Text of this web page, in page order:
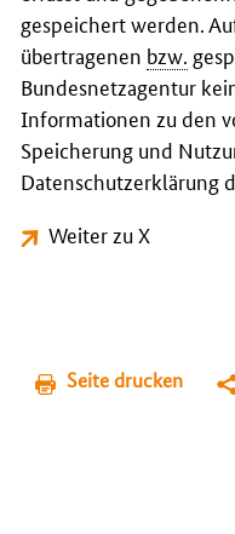
gespeichert werden.
übertragenen bzw.
Bundesnetzagentur
Informationen zu den
Speicherung und
Datenschutzerklärung
Weiter zu X
Seite drucken